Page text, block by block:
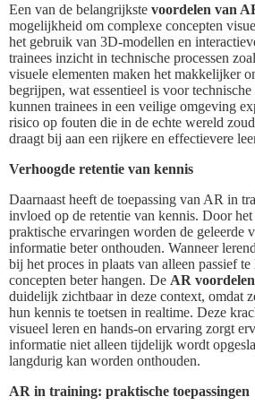
Een van de belangrijkste voordelen van
mogelijkheid om complexe concepten
het gebruik van 3D-modellen en
trainees inzicht in technische processen
visuele elementen maken het makkelijker
begrijpen, wat essentieel is voor
kunnen trainees in een veilige omgeving
risico op fouten die in de echte wereld
draagt bij aan een rijkere en effectievere
Verhoogde retentie van kennis
Daarnaast heeft de toepassing van AR in
invloed op de retentie van kennis. Door
praktische ervaringen worden de geleerde
informatie beter onthouden. Wanneer
bij het proces in plaats van alleen passief
concepten beter hangen. De AR
duidelijk zichtbaar in deze context, omdat
hun kennis te toetsen in realtime. Deze
visueel leren en hands-on ervaring zorgt
informatie niet alleen tijdelijk wordt
langdurig kan worden onthouden.
AR in training: praktische toepassingen